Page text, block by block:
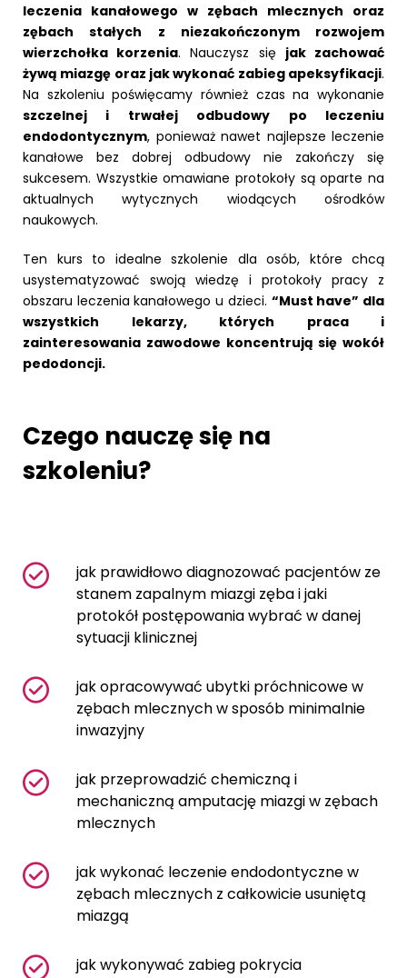
leczenia kanałowego w zębach mlecznych oraz
zębach stałych z niezakończonym rozwojem
wierzchołka korzenia. Nauczysz się jak zachować
żywą miazgę oraz jak wykonać zabieg apeksyfikacji.
Na szkoleniu poświęcamy również czas na wykonanie
szczelnej i trwałej odbudowy po leczeniu
endodontycznym, ponieważ nawet najlepsze leczenie
kanałowe bez dobrej odbudowy nie zakończy się
sukcesem. Wszystkie omawiane protokoły są oparte na
aktualnych wytycznych wiodących ośrodków
naukowych.
Ten kurs to idealne szkolenie dla osób, które chcą
usystematyzować swoją wiedzę i protokoły pracy z
obszaru leczenia kanałowego u dzieci. “Must have” dla
wszystkich lekarzy, których praca i
zainteresowania zawodowe koncentrują się wokół
pedodoncji.
Czego nauczę się na
szkoleniu?
jak prawidłowo diagnozować pacjentów ze
stanem zapalnym miazgi zęba i jaki
protokół postępowania wybrać w danej
sytuacji klinicznej
jak opracowywać ubytki próchnicowe w
zębach mlecznych w sposób minimalnie
inwazyjny
jak przeprowadzić chemiczną i
mechaniczną amputację miazgi w zębach
mlecznych
jak wykonać leczenie endodontyczne w
zębach mlecznych z całkowicie usuniętą
miazgą
jak wykonywać zabieg pokrycia